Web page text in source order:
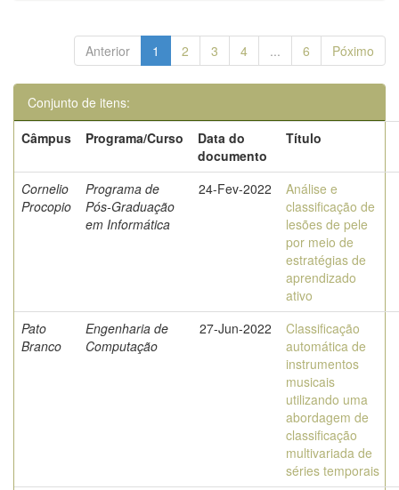
Anterior 1 2 3 4 ... 6 Póximo
Conjunto de itens:
Câmpus
Programa/Curso
Data do
documento
Título
Cornelio
Procopio
Programa de
Pós-Graduação
em Informática
24-Fev-2022
Análise e
classificação de
lesões de pele
por meio de
estratégias de
aprendizado
ativo
Pato
Branco
Engenharia de
Computação
27-Jun-2022
Classificação
automática de
instrumentos
musicais
utilizando uma
abordagem de
classificação
multivariada de
séries temporais